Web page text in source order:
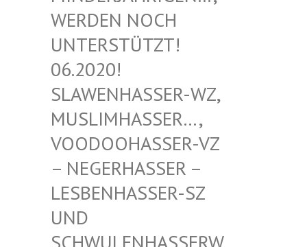
DEN NOCH UNT
ERSTÜTZT! 06.
2020! SLA
WENHASSER-WZ, MUS
LIMHASSER…, VOO
DOOHASSER-VZ – N
EGERHASSER – LES
BENHASSER-SZ UND
SCH
WULENHASSERWEBL